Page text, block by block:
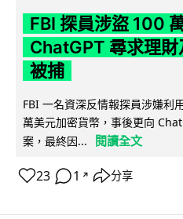
FBI 探員涉盜 100
ChatGPT 尋求理財
被捕
FBI 一名資深反情報探員涉嫌利
萬美元加密貨幣，事後更向
案，最終因...
閱讀全文
23 1 ↗ 分享